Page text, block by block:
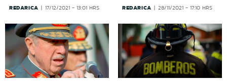
REDARICA 17/12/2021 - 13:01 HRS REDARICA 28/11/2021 - 17:10 HRS